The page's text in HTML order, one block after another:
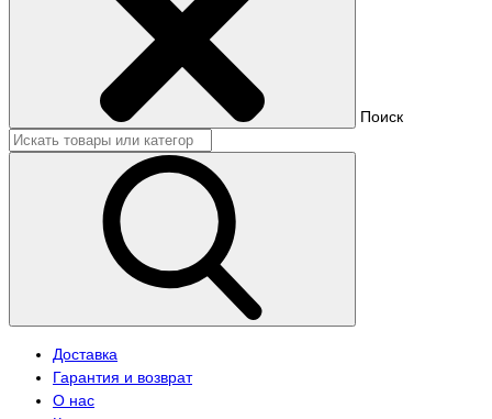
Поиск
Доставка
Гарантия и возврат
О нас